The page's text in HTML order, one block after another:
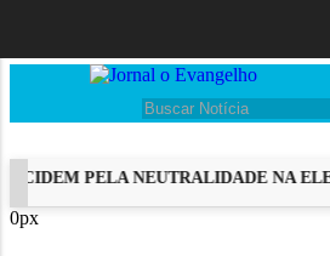
PELA NEUTRALIDADE NA
0px